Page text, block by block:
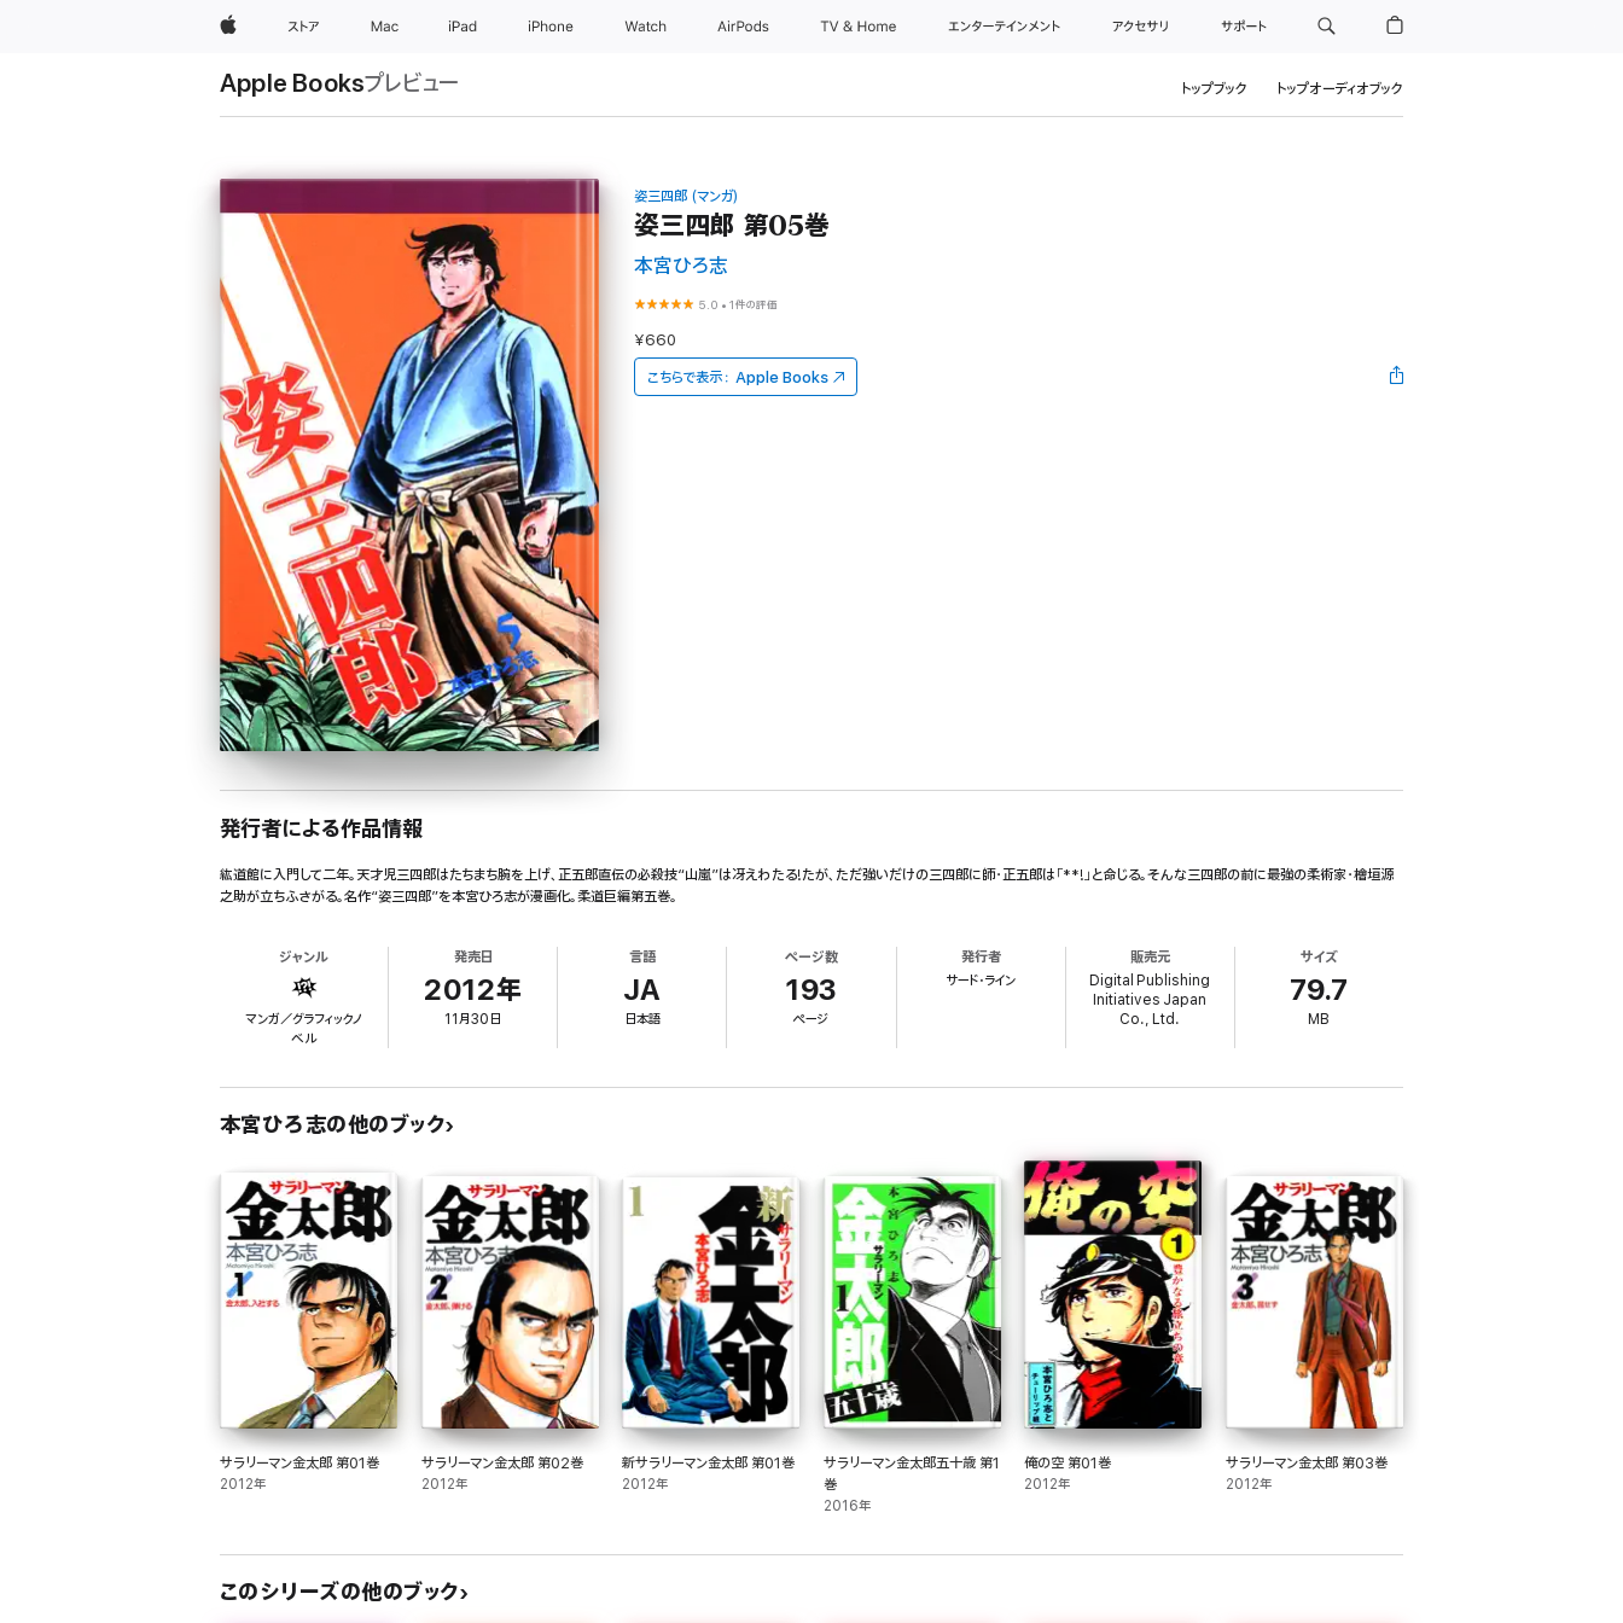
Appleストア Mac iPad iPhone Watch AirPods TV & Home エンターテインメント アクセサリ サポート
Apple Booksプレビュー トップブック トップオーディオブック
姿三四郎 (マンガ)
姿三四郎 第05巻
本宮ひろ志
5.0 •1件の評価
¥660
こちらで表示： Apple Books
発行者による作品情報
紘道館に入門して二年。天才児三四郎はたちまち腕を上げ、正五郎直伝の必殺技“山嵐”は冴えわたる!たが、ただ強いだけの三四郎に師・正五郎は「**!」と命じる。そんな三四郎の前に最強の柔術家・檜垣源
之助が立ちふさがる。名作“姿三四郎”を本宮ひろ志が漫画化。柔道巨編第五巻。
ジャンル
マンガ／グラフィックノ
ベル
発売日
2012年
11月30日
言語
JA
日本語
ページ数
193
ページ
発行者
サード・ライン
販売元
Digital Publishing
Initiatives Japan
Co., Ltd.
サイズ
79.7
MB
本宮ひろ志の他のブック
サラリーマン金太郎 第01巻
2012年
サラリーマン金太郎 第02巻
2012年
新サラリーマン金太郎 第01巻
2012年
サラリーマン金太郎五十歳 第1
巻
2016年
俺の空 第01巻
2012年
サラリーマン金太郎 第03巻
2012年
このシリーズの他のブック